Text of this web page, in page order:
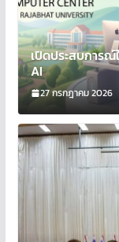
เปิดประสบการณ์
AI
27 กรกฎาคม 2026